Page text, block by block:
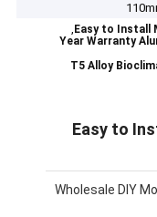
Easy to Install
,
5-Year Warranty
Easy to
Wholesale DIY